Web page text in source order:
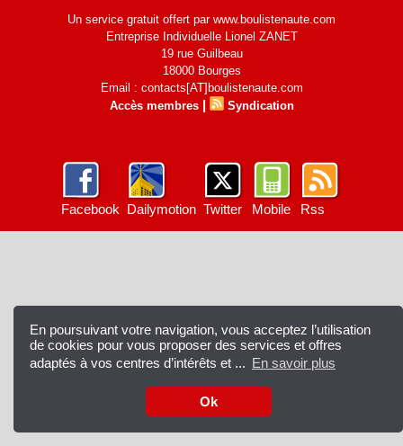
En poursuivant votre navigation, vous acceptez l’utilisation
de cookies pour vous proposer des services et offres
adaptés à vos centres d’intérêts et ... En savoir plus
Ok
Un service gratuit offert par www.boulistenaute.com
Entreprise Individuelle Lionel ZANET
19 rue Guilbeau
18000 Bourges
Email : contacts[AT]boulistenaute.com
Accès membres | Syndication
Facebook Dailymotion Twitter Mobile Rss